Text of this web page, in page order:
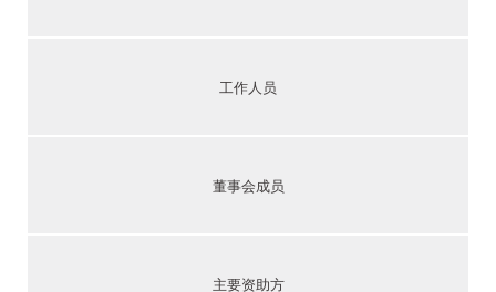
工作人员
董事会成员
主要资助方